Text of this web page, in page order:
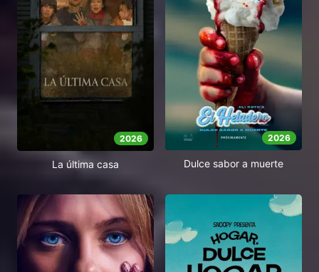
2026
La última casa
2026
Dulce sabor a muerte